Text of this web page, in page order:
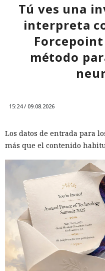
Tú ves una
interpreta
método
15:24 / 09.08.2026
Los datos de entrada para
más que el contenido